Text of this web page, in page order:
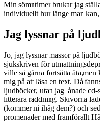
Min sömntimer brukar jag
individuellt hur länge man
Jag lyssnar på
Jo, jag lyssnar massor på
sjukskriven för
ville så gärna fortsätta
mig på att läsa en text. Då
ljudböcker, utan jag lånade
litterära räddning. Skivorna
(kommer ni ihåg dem?) och
promenader med framförallt